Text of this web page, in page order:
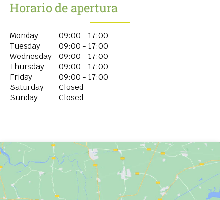
Horario de apertura
Monday
09:00 - 17:00
Tuesday
09:00 - 17:00
Wednesday
09:00 - 17:00
Thursday
09:00 - 17:00
Friday
09:00 - 17:00
Saturday
Closed
Sunday
Closed